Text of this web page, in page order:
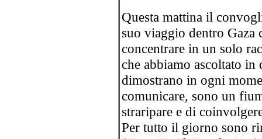
Questa mattina il
suo viaggio dentro
concentrare in un solo
che abbiamo ascoltato
dimostrano in ogni
comunicare, sono un
straripare e di
Per tutto il giorno sono